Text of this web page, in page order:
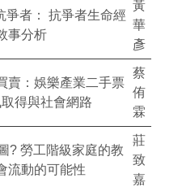
爭者： 抗爭者生命經
事分析
黃
華
彥
賣：娛樂產業二手票
得與社會網路
蔡
侑
霖
? 勞工階級家庭的教
流動的可能性
莊
致
嘉